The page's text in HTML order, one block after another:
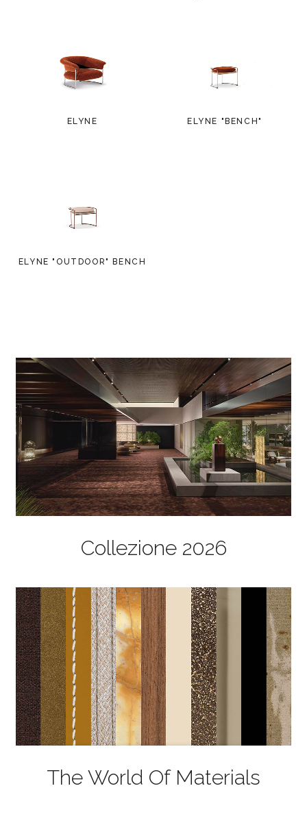
ELYNE ELYNE "BENCH"
ELYNE "OUTDOOR" BENCH
Collezione 2026
The World Of Materials